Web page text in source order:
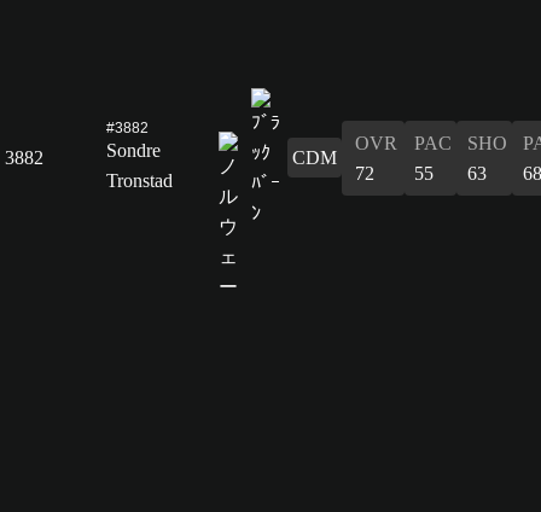
3882
#3882
Sondre
Tronstad
CDM
OVR
72
PAC
55
SHO
63
68